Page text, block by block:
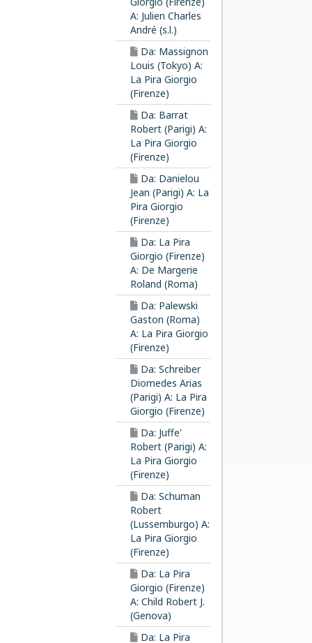
A: Julien Charles
André (s.l.)
Da: Massignon
Louis (Tokyo) A:
La Pira Giorgio
(Firenze)
Da: Barrat
Robert (Parigi) A:
La Pira Giorgio
(Firenze)
Da: Danielou
Jean (Parigi) A: La
Pira Giorgio
(Firenze)
Da: La Pira
Giorgio (Firenze)
A: De Margerie
Roland (Roma)
Da: Palewski
Gaston (Roma)
A: La Pira Giorgio
(Firenze)
Da: Schreiber
Diomedes Arias
(Parigi) A: La Pira
Giorgio (Firenze)
Da: Juffe'
Robert (Parigi) A:
La Pira Giorgio
(Firenze)
Da: Schuman
Robert
(Lussemburgo) A:
La Pira Giorgio
(Firenze)
Da: La Pira
Giorgio (Firenze)
A: Child Robert J.
(Genova)
Da: La Pira